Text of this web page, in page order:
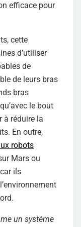
efficace pour
cette
d’utiliser
de
de leurs bras
bras
le bout
à réduire la
En outre,
robots
Mars ou
ils
un système